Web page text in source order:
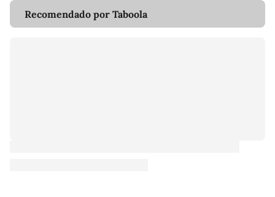
Recomendado por Taboola